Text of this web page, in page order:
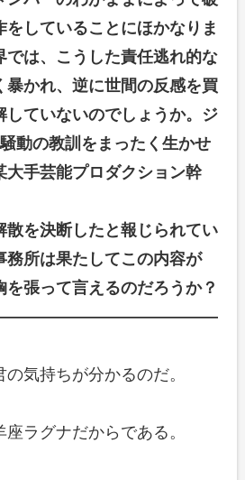
していることにほかなりま
では、こうした責任逃れ的な
暴かれ、逆に世間の反感を買
していないのでしょうか。ジ
動の教訓をまったく生かせ
大手芸能プロダクション幹
を決断したと報じられてい
務所は果たしてこの内容が
を張って言えるのだろうか？
気持ちが分かるのだ。
ラグナだからである。